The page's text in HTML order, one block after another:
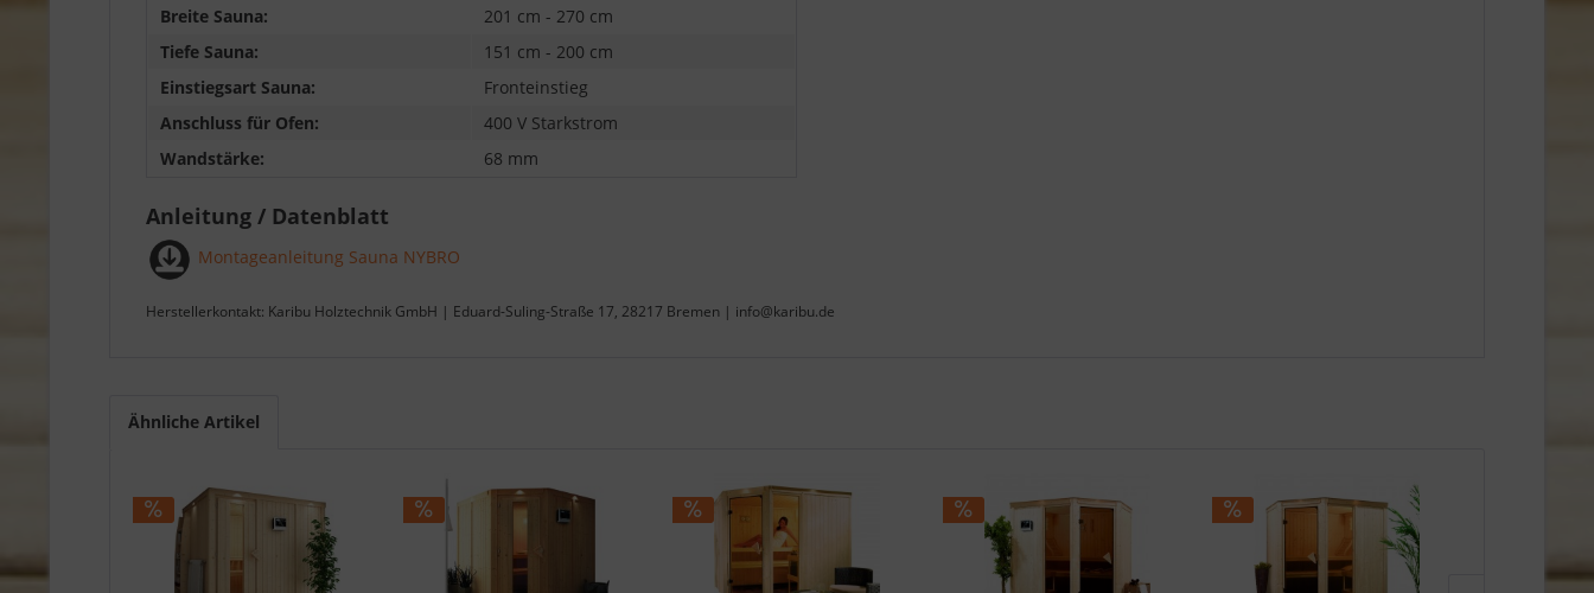
Breite Sauna:
201 cm - 270 cm
Tiefe Sauna:
151 cm - 200 cm
Einstiegsart Sauna:
Fronteinstieg
Anschluss für Ofen:
400 V Starkstrom
Wandstärke:
68 mm
Anleitung / Datenblatt
Montageanleitung Sauna NYBRO
Herstellerkontakt: Karibu Holztechnik GmbH | Eduard-Suling-Straße 17, 28217 Bremen | info@karibu.de
Ähnliche Artikel